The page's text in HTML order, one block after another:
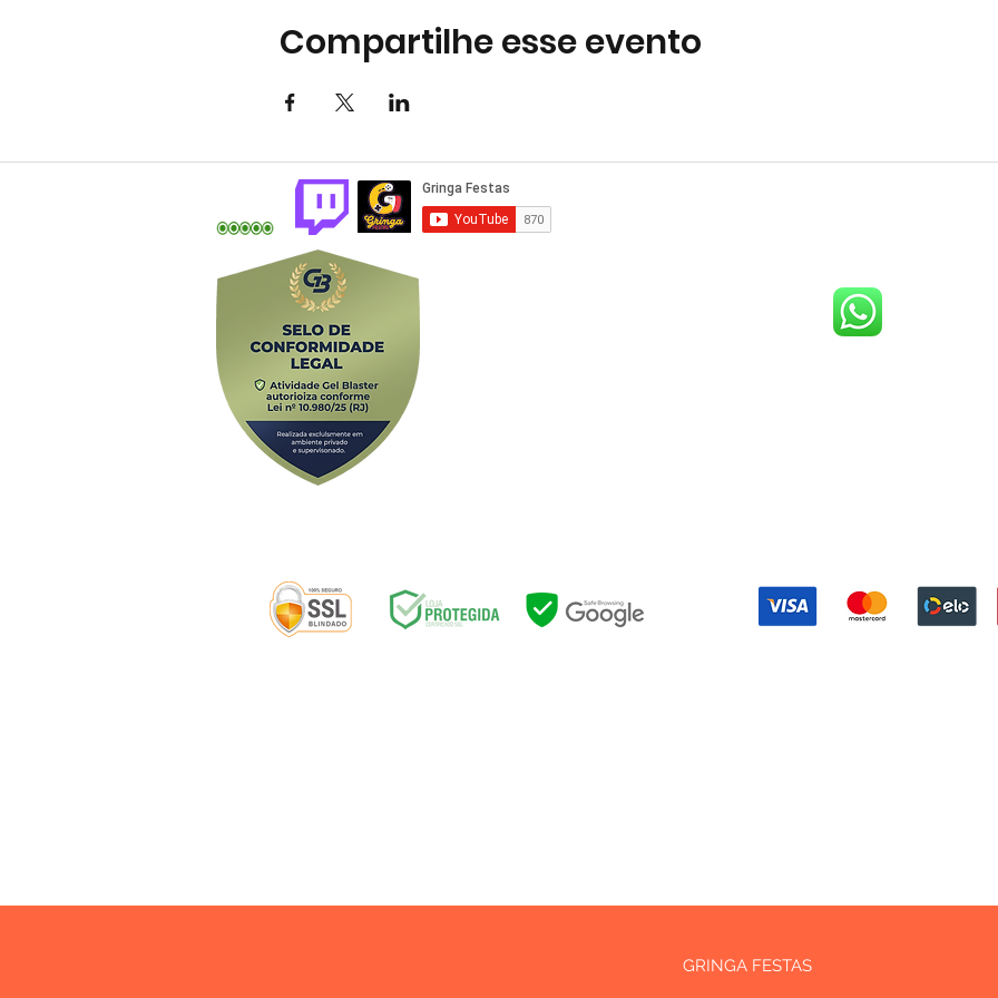
Compartilhe esse evento
Av. Alfredo Balthazar da Silveira, 580 - Barra da Tijuca, Rio de Janeiro - RJ,
GRINGA FESTAS